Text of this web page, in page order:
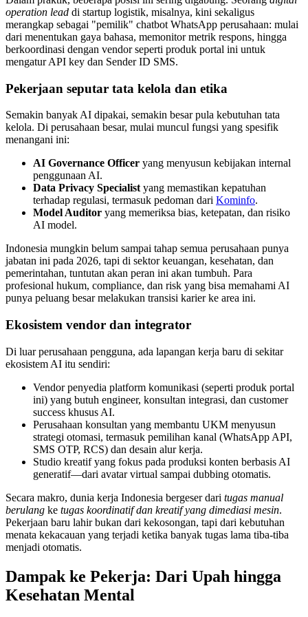
operation lead di startup logistik, misalnya, kini sekaligus
merangkap sebagai "pemilik" chatbot WhatsApp perusahaan: mulai
dari menentukan gaya bahasa, memonitor metrik respons, hingga
berkoordinasi dengan vendor seperti produk portal ini untuk
mengatur API key dan Sender ID SMS.
Pekerjaan seputar tata kelola dan etika
Semakin banyak AI dipakai, semakin besar pula kebutuhan tata
kelola. Di perusahaan besar, mulai muncul fungsi yang spesifik
menangani ini:
AI Governance Officer yang menyusun kebijakan internal
penggunaan AI.
Data Privacy Specialist yang memastikan kepatuhan
terhadap regulasi, termasuk pedoman dari Kominfo.
Model Auditor yang memeriksa bias, ketepatan, dan risiko
AI model.
Indonesia mungkin belum sampai tahap semua perusahaan punya
jabatan ini pada 2026, tapi di sektor keuangan, kesehatan, dan
pemerintahan, tuntutan akan peran ini akan tumbuh. Para
profesional hukum, compliance, dan risk yang bisa memahami AI
punya peluang besar melakukan transisi karier ke area ini.
Ekosistem vendor dan integrator
Di luar perusahaan pengguna, ada lapangan kerja baru di sekitar
ekosistem AI itu sendiri:
Vendor penyedia platform komunikasi (seperti produk portal
ini) yang butuh engineer, konsultan integrasi, dan customer
success khusus AI.
Perusahaan konsultan yang membantu UKM menyusun
strategi otomasi, termasuk pemilihan kanal (WhatsApp API,
SMS OTP, RCS) dan desain alur kerja.
Studio kreatif yang fokus pada produksi konten berbasis AI
generatif—dari avatar virtual sampai dubbing otomatis.
Secara makro, dunia kerja Indonesia bergeser dari tugas manual
berulang ke tugas koordinatif dan kreatif yang dimediasi mesin.
Pekerjaan baru lahir bukan dari kekosongan, tapi dari kebutuhan
menata kekacauan yang terjadi ketika banyak tugas lama tiba-tiba
menjadi otomatis.
Dampak ke Pekerja: Dari Upah hingga
Kesehatan Mental